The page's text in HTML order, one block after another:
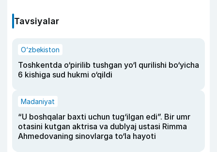
Tavsiyalar
O‘zbekiston
Toshkentda o‘pirilib tushgan yo‘l qurilishi bo‘yicha
6 kishiga sud hukmi o‘qildi
Madaniyat
“U boshqalar baxti uchun tug‘ilgan edi”. Bir umr
otasini kutgan aktrisa va dublyaj ustasi Rimma
Ahmedovaning sinovlarga to‘la hayoti